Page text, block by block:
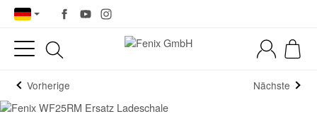
Vorherige Nächste